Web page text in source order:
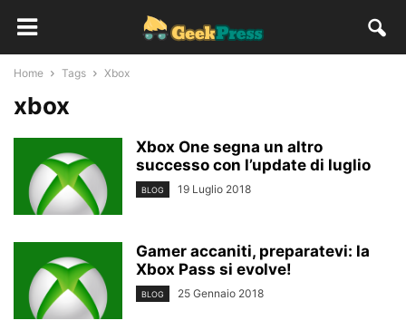
Home Tags Xbox
xbox
Xbox One segna un altro
successo con l’update di luglio
BLOG 19 Luglio 2018
Gamer accaniti, preparatevi: la
Xbox Pass si evolve!
BLOG 25 Gennaio 2018